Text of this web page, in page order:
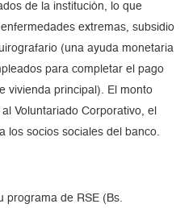
de la institución, lo que
extremas, subsidio
(una ayuda monetaria
para completar el pago
vivienda principal). El monto
Voluntariado Corporativo, el
los socios sociales del banco.
programa de RSE (Bs.